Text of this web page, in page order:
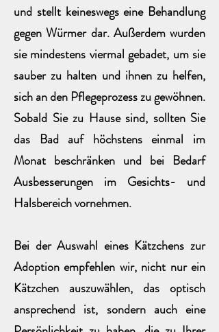
und stellt keineswegs eine Behandlung
gegen Würmer dar. Außerdem wurden
sie mindestens viermal gebadet, um sie
sauber zu halten und ihnen zu helfen,
sich an den Pflegeprozess zu gewöhnen.
Sobald Sie zu Hause sind, sollten Sie
das Bad auf höchstens einmal im
Monat beschränken und bei Bedarf
Ausbesserungen im Gesichts- und
Halsbereich vornehmen.
Bei der Auswahl eines Kätzchens zur
Adoption empfehlen wir, nicht nur ein
Kätzchen auszuwählen, das optisch
ansprechend ist, sondern auch eine